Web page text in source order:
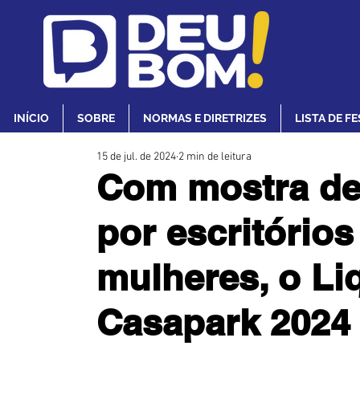
INÍCIO SOBRE NORMAS E DIRETRIZES LISTA DE
Com mostra
por
mulheres, o
Casapark 2024
15 de jul. de 2024 2 min de leitura